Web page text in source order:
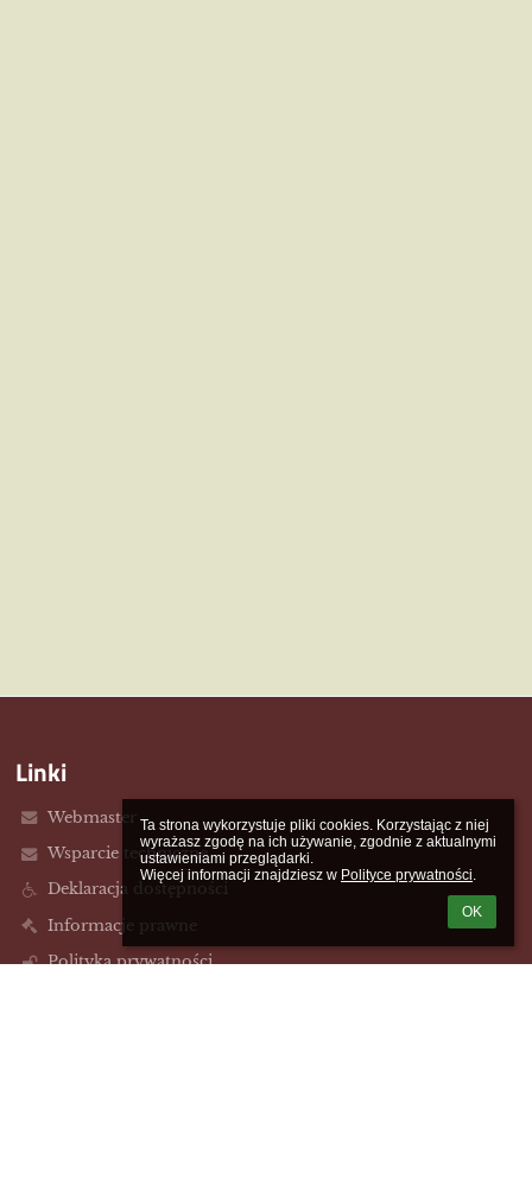
Ta strona wykorzystuje pliki cookies. Korzystając z niej
wyrażasz zgodę na ich używanie, zgodnie z aktualnymi
ustawieniami przeglądarki.
Więcej informacji znajdziesz w Polityce prywatności.
OK
Linki
Webmaster
Wsparcie techniczne
Deklaracja dostępności
Informacje prawne
Polityka prywatności